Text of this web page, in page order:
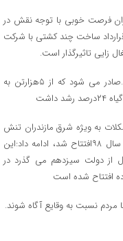
فرصت خوبی با توجه نقش در
ساخت چند کشتی با شرکت
زایی تاثیرگذار است.
خلجی افزود:صادرات مرکبات از گمرکات به چین و ..صادر می شود که از ۵هزارتن به
به ویژه شرق مازندران تنش
آبی است که کارهای مطالعاتی سدگلورد انجام و در سال ۹۸افتتاح شد، ادامه داد:این
از دولت سیزدهم می گذرد در
مردم نسبت به وقایع آگاه شوند.